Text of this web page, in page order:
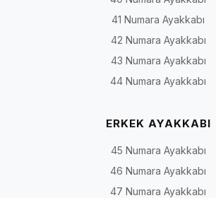
41 Numara Ayakkabı
42 Numara Ayakkabı
43 Numara Ayakkabı
44 Numara Ayakkabı
ERKEK AYAKKABI
45 Numara Ayakkabı
46 Numara Ayakkabı
47 Numara Ayakkabı